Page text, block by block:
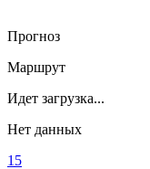
Прогноз
Маршрут
Идет загрузка...
Нет данных
15